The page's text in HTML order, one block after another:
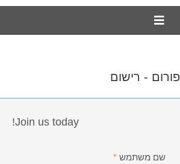
פורום - רישום
Join us today!
שם משתמש*